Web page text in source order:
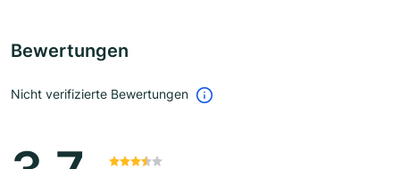
Bewertungen
Nicht verifizierte Bewertungen